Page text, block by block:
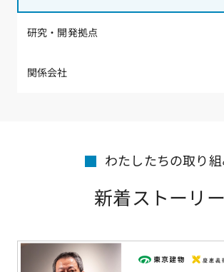
研究・開発拠点
関係会社
わたしたちの取り
新着ストーリー